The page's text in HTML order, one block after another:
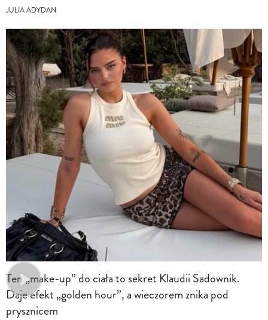
JULIA ADYDAN
Ten „make-up” do ciała to sekret Klaudii Sadownik.
Daje efekt „golden hour”, a wieczorem znika pod
prysznicem